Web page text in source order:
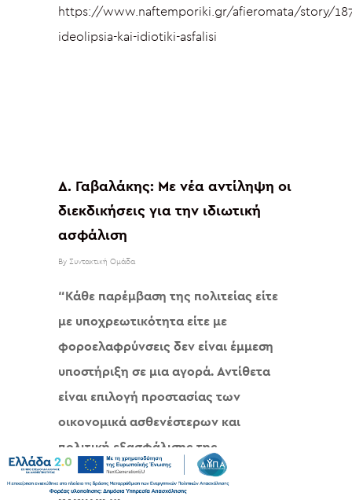
https://www.naftemporiki.gr/afieromata/story/
ideolipsia-kai-idiotiki-asfalisi
Δ. Γαβαλάκης: Με νέα αντίληψη οι
διεκδικήσεις για την ιδιωτική
ασφάλιση
By Συντακτική Ομάδα
“Κάθε παρέμβαση της πολιτείας είτε
με υποχρεωτικότητα είτε με
φοροελαφρύνσεις δεν είναι έμμεση
υποστήριξη σε μια αγορά. Αντίθετα
είναι επιλογή προστασίας των
οικονομικά ασθενέστερων και
πολιτική εξασφάλισης της
οικονομικής ευημερίας και